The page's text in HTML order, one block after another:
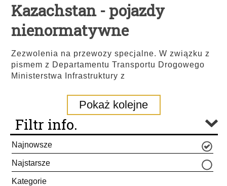
Kazachstan - pojazdy
nienormatywne
Zezwolenia na przewozy specjalne. W związku z
pismem z Departamentu Transportu Drogowego
Ministerstwa Infrastruktury z
Pokaż kolejne
Filtr info.
Najnowsze
Najstarsze
Kategorie